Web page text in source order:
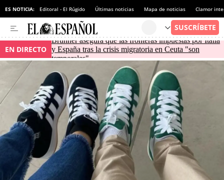
ES NOTICIA: Editoral - El Rúgido Últimas noticias Mapa de noticias Clamor
EN DIRECTO
Brunner asegura que las fronteras impuestas por Italia
y España tras la crisis migratoria en Ceuta "son
temporales"